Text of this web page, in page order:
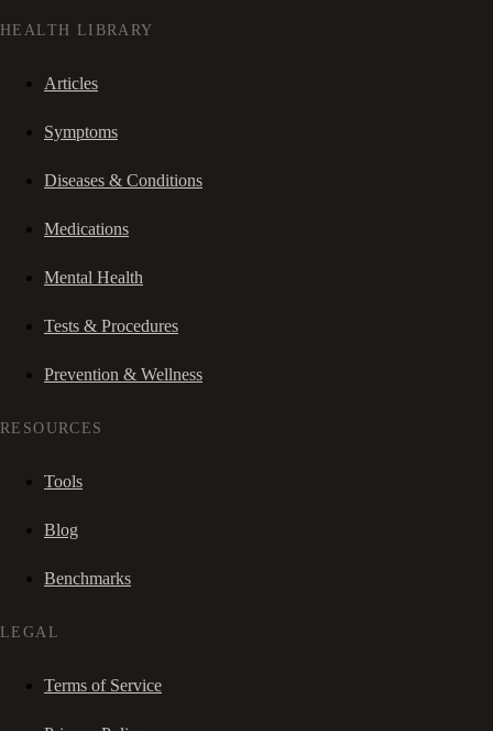
HEALTH LIBRARY
Articles
Symptoms
Diseases & Conditions
Medications
Mental Health
Tests & Procedures
Prevention & Wellness
RESOURCES
Tools
Blog
Benchmarks
LEGAL
Terms of Service